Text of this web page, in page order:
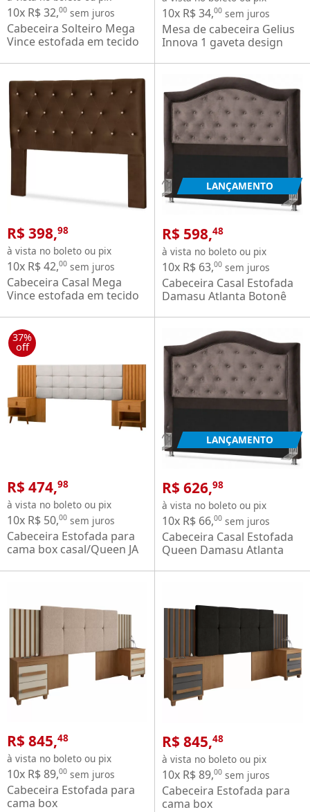
10x R$ 32,00 sem juros
Cabeceira Solteiro Mega
Vince estofada em tecido
88 cm Marrom
10x R$ 34,00 sem juros
Mesa de cabeceira Gelius
Innova 1 gaveta design
100% MDF OFF White
R$ 398,98
à vista no boleto ou pix
10x R$ 42,00 sem juros
Cabeceira Casal Mega
Vince estofada em tecido
1,38 Marrom
LANÇAMENTO
R$ 598,48
à vista no boleto ou pix
10x R$ 63,00 sem juros
Cabeceira Casal Estofada
Damasu Atlanta Botonê
largura de 138 cm Marrom
37%
off
R$ 474,98
à vista no boleto ou pix
10x R$ 50,00 sem juros
Cabeceira Estofada para
cama box casal/Queen JA
mesas de cabeceira
LANÇAMENTO
R$ 626,98
à vista no boleto ou pix
10x R$ 66,00 sem juros
Cabeceira Casal Estofada
Queen Damasu Atlanta
com largura de 158 cm
R$ 845,48
à vista no boleto ou pix
10x R$ 89,00 sem juros
Cabeceira Estofada para
cama box
R$ 845,48
à vista no boleto ou pix
10x R$ 89,00 sem juros
Cabeceira Estofada para
cama box